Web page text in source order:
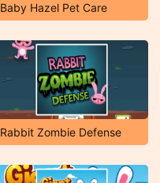
Baby Hazel Pet Care
Rabbit Zombie Defense